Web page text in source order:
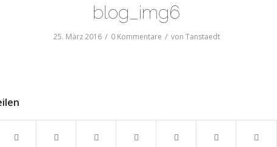
blog_img6
25. März 2016 / 0 Kommentare / von Tanstaedt